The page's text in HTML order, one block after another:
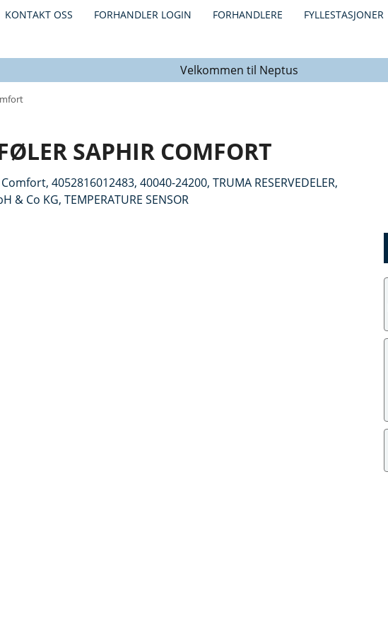
KONTAKT OSS FORHANDLER LOGIN FORHANDLERE FYLLESTASJONER
Velkommen til Neptus
SAPHIR COMFORT